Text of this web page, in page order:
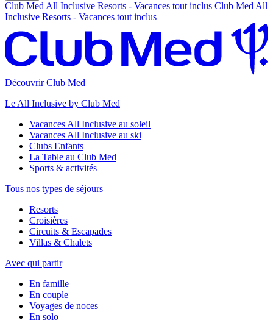
Club Med All Inclusive Resorts - Vacances tout inclus Club Med All
Inclusive Resorts - Vacances tout inclus
Découvrir Club Med
Le All Inclusive by Club Med
Vacances All Inclusive au soleil
Vacances All Inclusive au ski
Clubs Enfants
La Table au Club Med
Sports & activités
Tous nos types de séjours
Resorts
Croisières
Circuits & Escapades
Villas & Chalets
Avec qui partir
En famille
En couple
Voyages de noces
En solo